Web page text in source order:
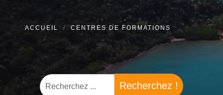
ACCUEIL CENTRES DE FORMATIONS
Recherchez !